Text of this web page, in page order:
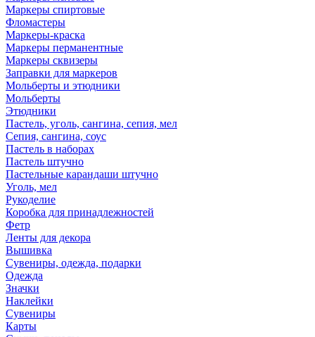
Маркеры спиртовые
Фломастеры
Маркеры-краска
Маркеры перманентные
Маркеры сквизеры
Заправки для маркеров
Мольберты и этюдники
Мольберты
Этюдники
Пастель, уголь, сангина, сепия, мел
Сепия, сангина, соус
Пастель в наборах
Пастель штучно
Пастельные карандаши штучно
Уголь, мел
Рукоделие
Коробка для принадлежностей
Фетр
Ленты для декора
Вышивка
Сувениры, одежда, подарки
Одежда
Значки
Наклейки
Сувениры
Карты